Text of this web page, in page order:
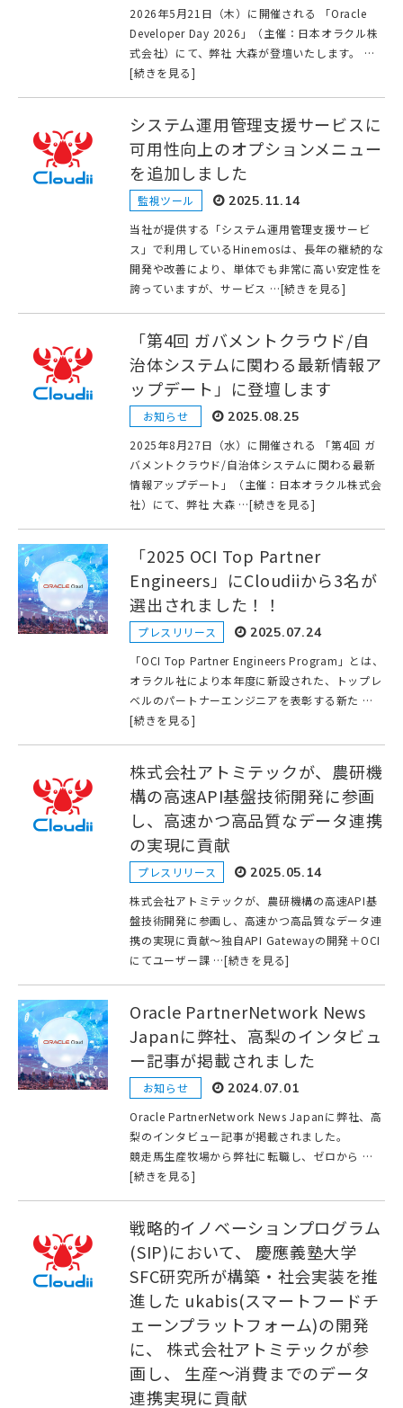
2026年5月21日（木）に開催される 「Oracle
Developer Day 2026」（主催：日本オラクル株
式会社）にて、弊社 大森が登壇いたします。 …
[続きを見る]
システム運用管理支援サービスに
可用性向上のオプションメニュー
を追加しました
監視ツール 2025.11.14
当社が提供する「システム運用管理支援サービ
ス」で利用しているHinemosは、長年の継続的な
開発や改善により、単体でも非常に高い安定性を
誇っていますが、サービス …[続きを見る]
「第4回 ガバメントクラウド/自
治体システムに関わる最新情報ア
ップデート」に登壇します
お知らせ 2025.08.25
2025年8月27日（水）に開催される 「第4回 ガ
バメントクラウド/自治体システムに関わる最新
情報アップデート」（主催：日本オラクル株式会
社）にて、弊社 大森 …[続きを見る]
「2025 OCI Top Partner
Engineers」にCloudiiから3名が
選出されました！！
プレスリリース 2025.07.24
「OCI Top Partner Engineers Program」とは、
オラクル社により本年度に新設された、トップレ
ベルのパートナーエンジニアを表彰する新た …
[続きを見る]
株式会社アトミテックが、農研機
構の高速API基盤技術開発に参画
し、高速かつ高品質なデータ連携
の実現に貢献
プレスリリース 2025.05.14
株式会社アトミテックが、農研機構の高速API基
盤技術開発に参画し、高速かつ高品質なデータ連
携の実現に貢献～独自API Gatewayの開発＋OCI
にてユーザー課 …[続きを見る]
Oracle PartnerNetwork News
Japanに弊社、高梨のインタビュ
ー記事が掲載されました
お知らせ 2024.07.01
Oracle PartnerNetwork News Japanに弊社、高
梨のインタビュー記事が掲載されました。
競走馬生産牧場から弊社に転職し、ゼロから …
[続きを見る]
戦略的イノベーションプログラム
(SIP)において、 慶應義塾大学
SFC研究所が構築・社会実装を推
進した ukabis(スマートフードチ
ェーンプラットフォーム)の開発
に、 株式会社アトミテックが参
画し、 生産～消費までのデータ
連携実現に貢献